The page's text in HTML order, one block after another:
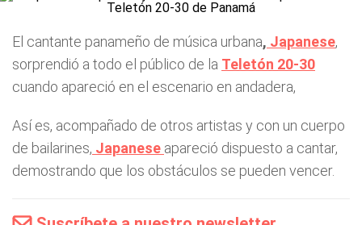
El cantante panameño de música urbana, Japanese,
sorprendió a todo el público de la Teletón 20-30
cuando apareció en el escenario en andadera,
Así es, acompañado de otros artistas y con un cuerpo
de bailarines, Japanese apareció dispuesto a cantar,
demostrando que los obstáculos se pueden vencer.